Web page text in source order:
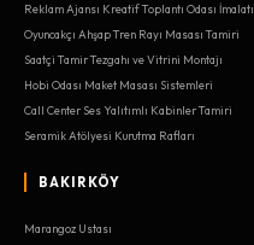
Reklam Ajansı Kreatif Toplantı Odası İmalatı
Oyuncakçı Ahşap Tren Rayı Masası Tamiri
Saatçi Tamir Tezgahı ve Vitrini Montajı
Hobi Odası Maket Masası Sistemleri
Call Center Ses Yalıtımlı Kabinler Tamiri
Seramik Atölyesi Kurutma Rafları
BAKIRKÖY
Marangoz Ustası